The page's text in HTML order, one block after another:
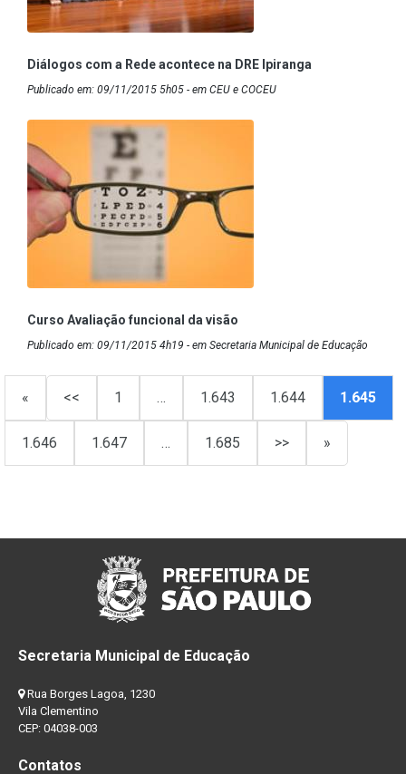
Diálogos com a Rede acontece na DRE Ipiranga
Publicado em: 09/11/2015 5h05 - em CEU e COCEU
Curso Avaliação funcional da visão
Publicado em: 09/11/2015 4h19 - em Secretaria Municipal de Educação
« << 1 … 1.643 1.644 1.645
1.646 1.647 … 1.685 >> »
Secretaria Municipal de Educação
Rua Borges Lagoa, 1230
Vila Clementino
CEP: 04038-003
Contatos